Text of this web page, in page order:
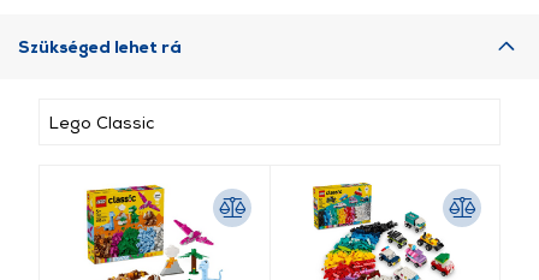
Szükséged lehet rá
Lego Classic